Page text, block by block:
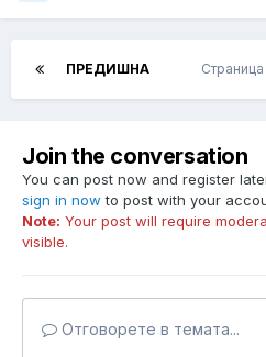
ПРЕДИШНА Страница
Join the conversation
You can post now and register
sign in now to post with your
Note: Your post will require
visible.
Отговорете в темата...